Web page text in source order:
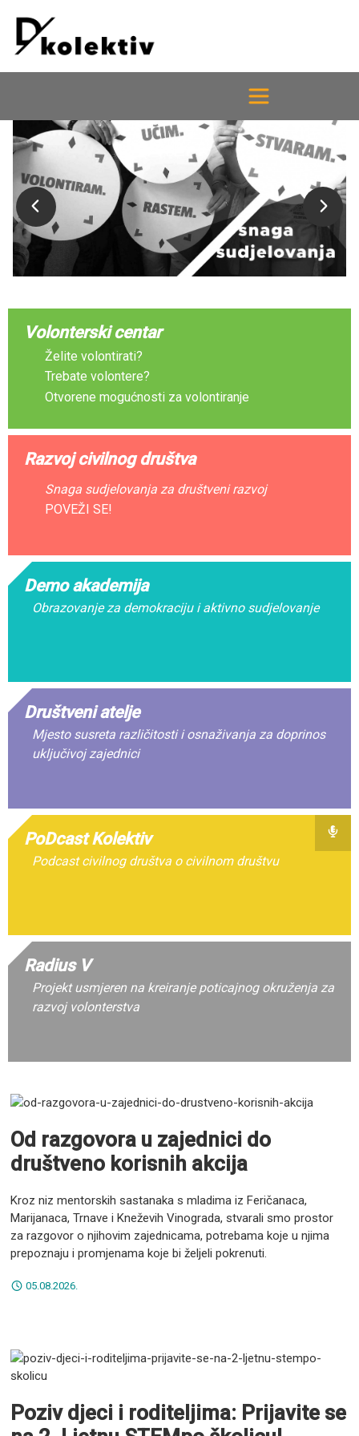
Volonterski centar
Želite volontirati?
Trebate volontere?
Otvorene mogućnosti za volontiranje
Razvoj civilnog društva
Snaga sudjelovanja za društveni razvoj
POVEŽI SE!
Demo akademija
Obrazovanje za demokraciju i aktivno sudjelovanje
Društveni atelje
Mjesto susreta različitosti i osnaživanja za doprinos
uključivoj zajednici
PoDcast Kolektiv
Podcast civilnog društva o civilnom društvu
Radius V
Projekt usmjeren na kreiranje poticajnog okruženja za
razvoj volonterstva
Od razgovora u zajednici do
društveno korisnih akcija
Kroz niz mentorskih sastanaka s mladima iz Feričanaca,
Marijanaca, Trnave i Kneževih Vinograda, stvarali smo prostor
za razgovor o njihovim zajednicama, potrebama koje u njima
prepoznaju i promjenama koje bi željeli pokrenuti.
05.08.2026.
Poziv djeci i roditeljima: Prijavite se